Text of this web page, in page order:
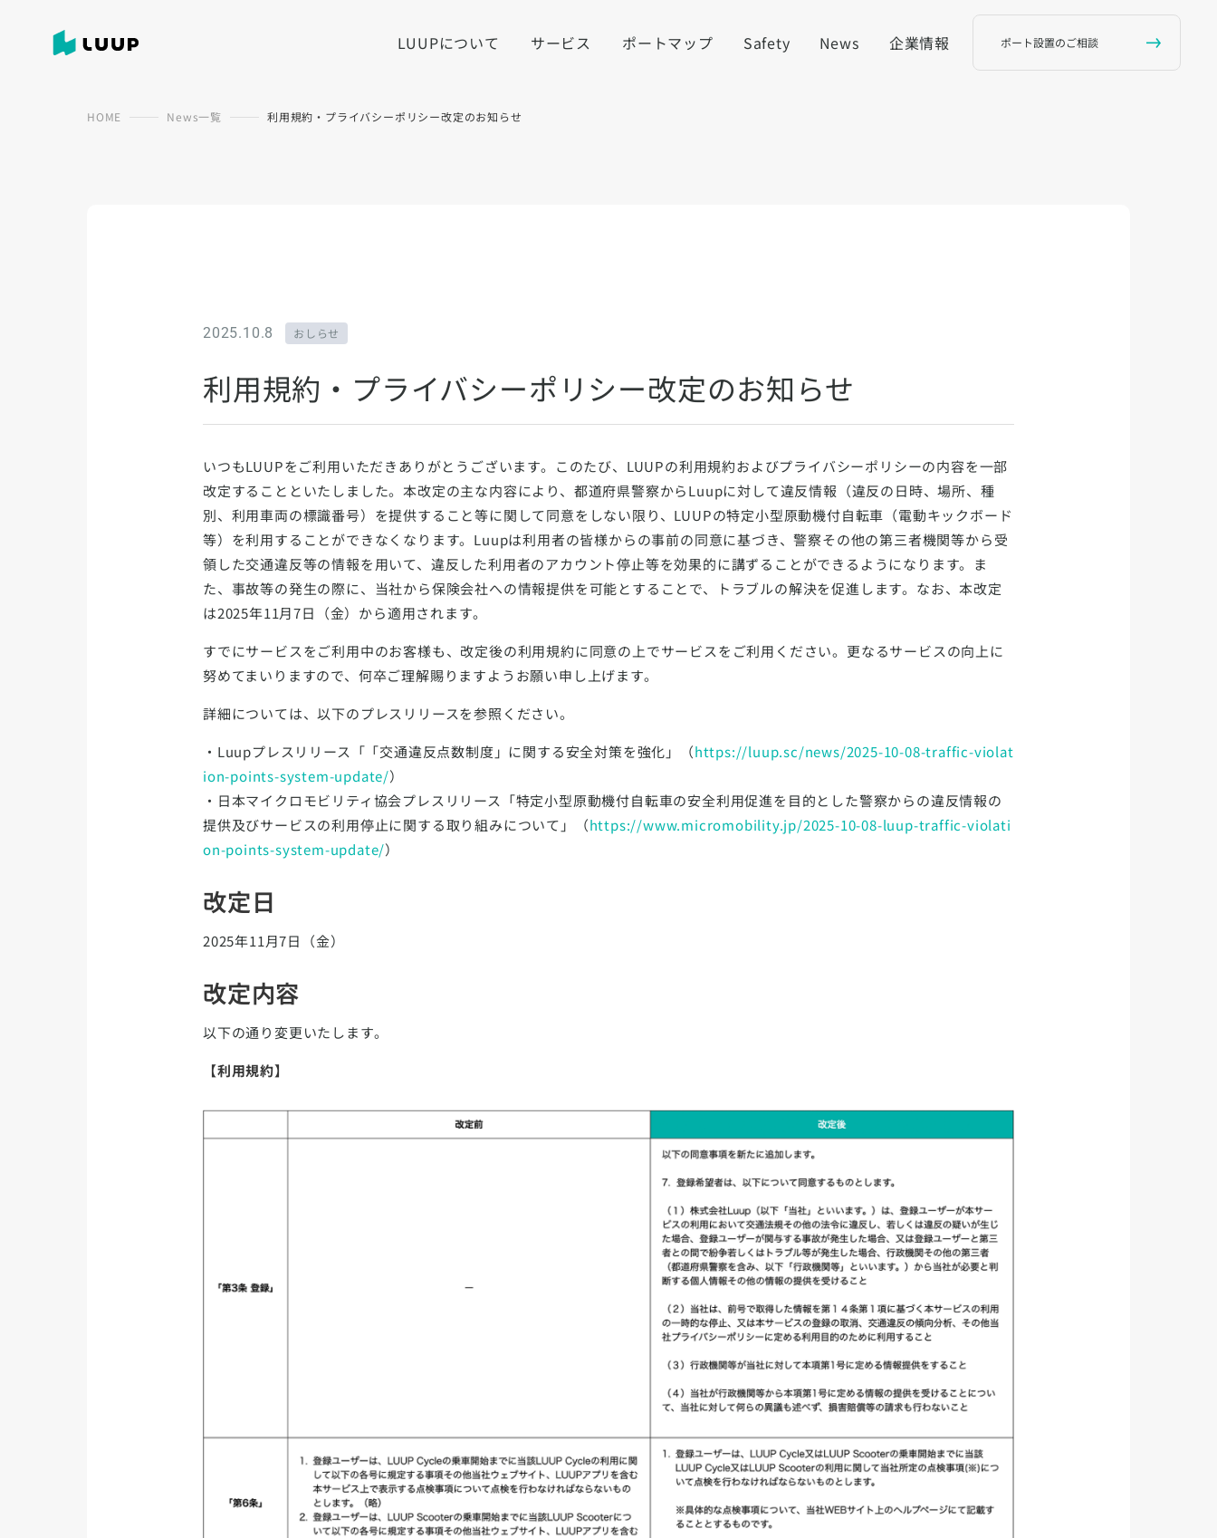
LUUPについて サービス ポートマップ Safety News 企業情報 ポート設置のご相談
HOME News一覧 利用規約・プライバシーポリシー改定のお知らせ
2025.10.8 おしらせ
利用規約・プライバシーポリシー改定のお知らせ
いつもLUUPをご利用いただきありがとうございます。このたび、LUUPの利用規約およびプライバシーポリシーの内容を一部
改定することといたしました。本改定の主な内容により、都道府県警察からLuupに対して違反情報（違反の日時、場所、種
別、利用車両の標識番号）を提供すること等に関して同意をしない限り、LUUPの特定小型原動機付自転車（電動キックボード
等）を利用することができなくなります。Luupは利用者の皆様からの事前の同意に基づき、警察その他の第三者機関等から受
領した交通違反等の情報を用いて、違反した利用者のアカウント停止等を効果的に講ずることができるようになります。ま
た、事故等の発生の際に、当社から保険会社への情報提供を可能とすることで、トラブルの解決を促進します。なお、本改定
は2025年11月7日（金）から適用されます。
すでにサービスをご利用中のお客様も、改定後の利用規約に同意の上でサービスをご利用ください。更なるサービスの向上に
努めてまいりますので、何卒ご理解賜りますようお願い申し上げます。
詳細については、以下のプレスリリースを参照ください。
・Luupプレスリリース「「交通違反点数制度」に関する安全対策を強化」（https://luup.sc/news/2025-10-08-traffic-violat
ion-points-system-update/）
・日本マイクロモビリティ協会プレスリリース「特定小型原動機付自転車の安全利用促進を目的とした警察からの違反情報の
提供及びサービスの利用停止に関する取り組みについて」（https://www.micromobility.jp/2025-10-08-luup-traffic-violati
on-points-system-update/）
改定日
2025年11月7日（金）
改定内容
以下の通り変更いたします。
【利用規約】